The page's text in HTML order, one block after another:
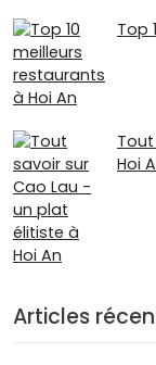
Top
Hoi
Articles